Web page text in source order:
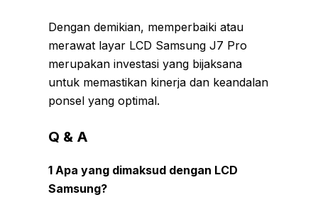
Dengan demikian, memperbaiki atau
merawat layar LCD Samsung J7 Pro
merupakan investasi yang bijaksana
untuk memastikan kinerja dan keandalan
ponsel yang optimal.
Q & A
1 Apa yang dimaksud dengan LCD
Samsung?